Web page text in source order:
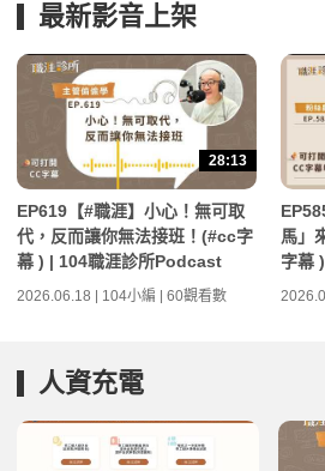
最新影音上架
28:13
EP619【#職涯】小心！無可取
代，反而讓你無法接班！(#cc字
幕 ) | 104職涯診所Podcast
2026.06.18 | 104小編 | 60觀看數
馬」
字幕
人資充電